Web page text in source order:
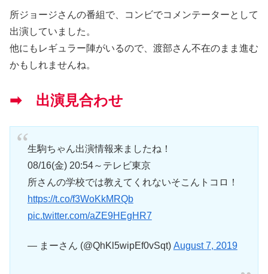
所ジョージさんの番組で、コンビでコメンテーターとして
出演していました。
他にもレギュラー陣がいるので、渡部さん不在のまま進む
かもしれませんね。
➡ 出演見合わせ
生駒ちゃん出演情報来ましたね！
08/16(金) 20:54～テレビ東京
所さんの学校では教えてくれないそこんトコロ！
https://t.co/f3WoKkMRQb
pic.twitter.com/aZE9HEgHR7
— まーさん (@QhKl5wipEf0vSqt) August 7, 2019